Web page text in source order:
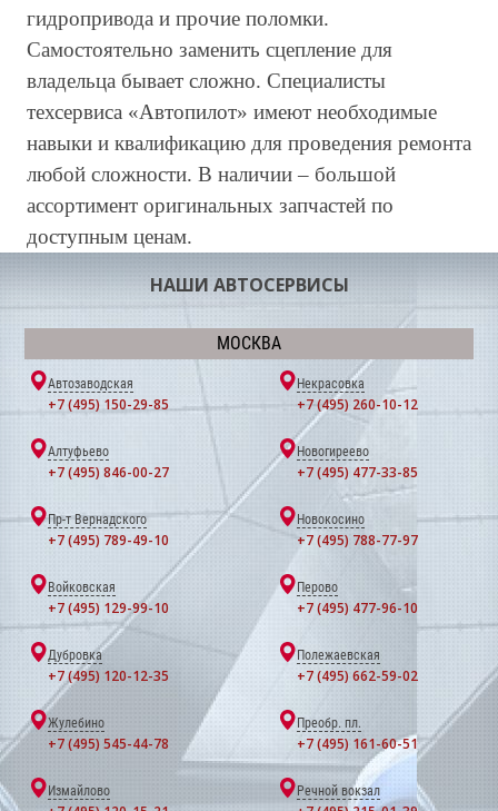
гидропривода и прочие поломки.
Самостоятельно заменить сцепление для
владельца бывает сложно. Специалисты
техсервиса «Автопилот» имеют необходимые
навыки и квалификацию для проведения ремонта
любой сложности. В наличии – большой
ассортимент оригинальных запчастей по
доступным ценам.
НАШИ АВТОСЕРВИСЫ
МОСКВА
Автозаводская
+7 (495) 150-29-85
Некрасовка
+7 (495) 260-10-12
Алтуфьево
+7 (495) 846-00-27
Новогиреево
+7 (495) 477-33-85
Пр-т Вернадского
+7 (495) 789-49-10
Новокосино
+7 (495) 788-77-97
Войковская
+7 (495) 129-99-10
Перово
+7 (495) 477-96-10
Дубровка
+7 (495) 120-12-35
Полежаевская
+7 (495) 662-59-02
Жулебино
+7 (495) 545-44-78
Преобр. пл.
+7 (495) 161-60-51
Измайлово Речной вокзал